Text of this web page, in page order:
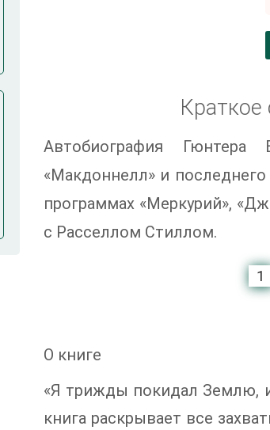
Автобиография Гюнтера
«Макдоннелл» и
программах «Меркурий»,
с Расселлом Стиллом.
1
О книге
«Я трижды покидал Землю,
книга раскрывает все